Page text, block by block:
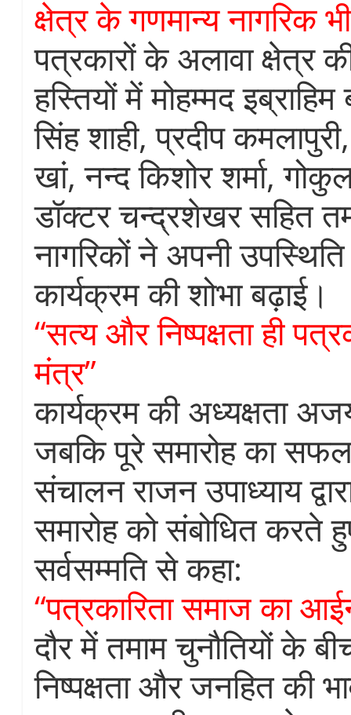
क्षेत्र के गणमान्य नागरिक
पत्रकारों के अलावा क्षेत्र
हस्तियों में मोहम्मद
सिंह शाही, प्रदीप
खां, नन्द किशोर शर्मा,
डॉक्टर चन्द्रशेखर सहित
नागरिकों ने अपनी
कार्यक्रम की शोभा बढ़ाई।
“सत्य और निष्पक्षता ही
मंत्र”
कार्यक्रम की अध्यक्षता
जबकि पूरे समारोह का
संचालन राजन उपाध्याय
समारोह को संबोधित करते
सर्वसम्मति से कहा:
“पत्रकारिता समाज का
दौर में तमाम चुनौतियों के
निष्पक्षता और जनहित की